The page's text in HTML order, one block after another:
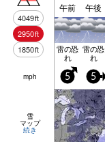
4049ft
2950ft
1850ft
午前 午後
雷の恐
れ
雷の恐
れ
mph 5 5
雪
マップ
続き